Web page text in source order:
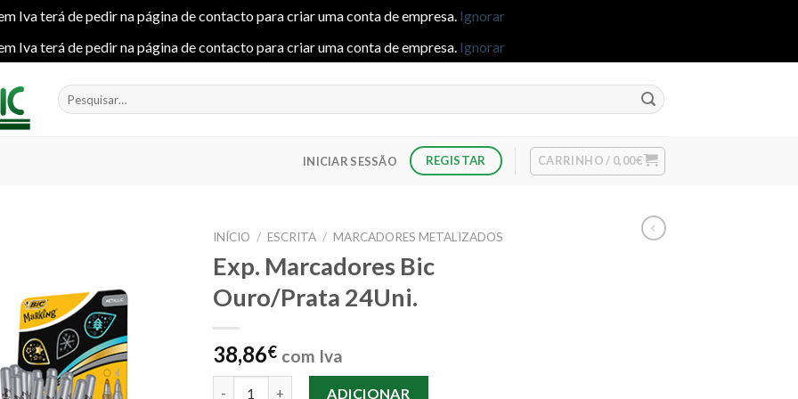
Iva terá de pedir na página de contacto para criar uma conta de empresa. Ignorar
Iva terá de pedir na página de contacto para criar uma conta de empresa. Ignorar
Pesquisar
por:
INICIAR SESSÃO REGISTAR CARRINHO / 0,00€
INÍCIO / ESCRITA / MARCADORES METALIZADOS
Exp. Marcadores Bic
Ouro/Prata 24Uni.
38,86€ com Iva
ADICIONAR